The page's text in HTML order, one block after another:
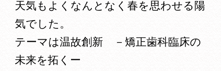
天気もよくなんとなく春を思わせる陽
気でした。
テーマは温故創新 －矯正歯科臨床の
未来を拓くー